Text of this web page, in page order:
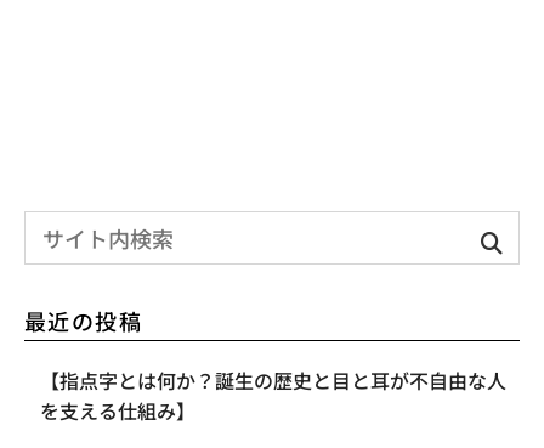
最近の投稿
【指点字とは何か？誕生の歴史と目と耳が不自由な人
を支える仕組み】